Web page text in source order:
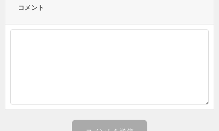
コメント